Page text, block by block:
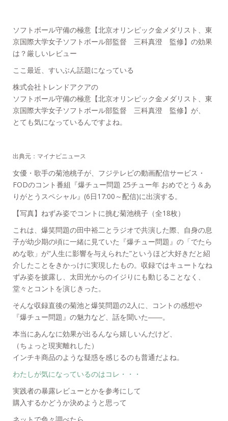
ソフトボール守備の極意【北京オリンピック金メダリスト、東
京国際大学女子ソフトボール部監督 三科真澄 監修】の効果
は？厳しいレビュー
ここ最近、すいぶん話題になっている
株式会社トレンドアクアの
ソフトボール守備の極意【北京オリンピック金メダリスト、東
京国際大学女子ソフトボール部監督 三科真澄 監修】が、
とても気になっているんですよね。
出典元：マイナビニュース
女優・歌手の菊池桃子が、フジテレビの動画配信サービス・
FODのコント番組『爆チュー問題 25チュー年 おめでとう＆あ
りがとうスペシャル』(6日17:00～配信)に出演する。
【写真】ねずみ姿でコントに挑む菊池桃子（全18枚）
これは、爆笑問題の田中裕二とラジオで共演した際、自身の息
子が幼少期の頃に一緒に見ていた『爆チュー問題』の「でたら
めな歌」が“人生に影響を与えられた”というほど大好きだと紹
介したことをきかっけに実現したもの。収録ではキュートなね
ずみ姿を披露し、太田光からのイジりにも動じることなく、
堂々とコントを演じきった。
そんな収録直後の菊池と爆笑問題の2人に、コントの感想や
『爆チュー問題』の魅力など、話を聞いた――。
本当にあんなに効果が出るんなら嬉しいんだけど、
（ちょっと現実離れした）
インチキ商品のような疑惑を感じるのも普通だよね。
わたしが気になっているのはコレ・・・
実践者の暴露レビューとかを参考にして
購入するかどうか決めようと思って